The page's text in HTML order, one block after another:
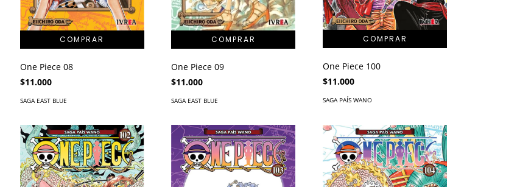
One Piece 08
$11.000
SAGA EAST BLUE
One Piece 09
$11.000
SAGA EAST BLUE
One Piece 100
$11.000
SAGA PAÍS WANO